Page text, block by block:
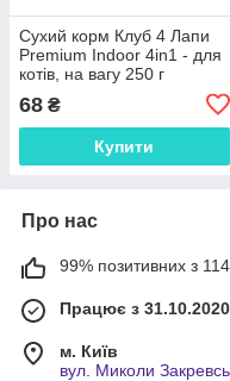
Сухий корм Клуб 4 Лапи
Premium Indoor 4in1 - для
котів, на вагу 250 г
68 ₴
Купити
Про нас
99% позитивних з
Працює з 31.10.2020
м. Київ
вул. Миколи